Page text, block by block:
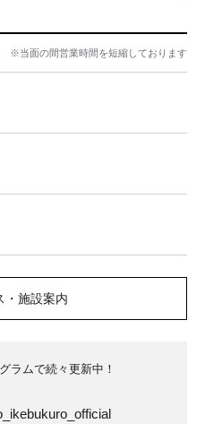
※当面の間営業時間を短縮しております
・施設案内
ラムで続々更新中！